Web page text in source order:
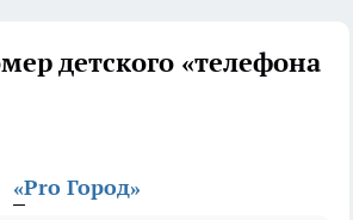
детского «телефона
«Pro Город»